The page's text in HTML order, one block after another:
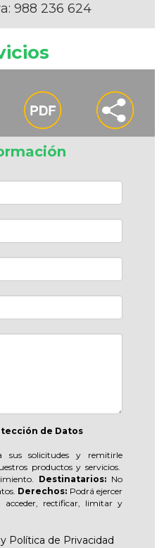
988 236 624
de Datos
sus solicitudes y remitirle
productos y servicios.
Destinatarios:No
Derechos: Podrá ejercer
acceder, rectificar, limitar y
y Política de Privacidad